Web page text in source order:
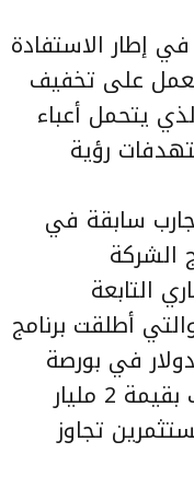
إطار الاستفادة
على تخفيف
يتحمل أعباء
رؤية
سابقة في
الشركة
التابعة
أطلقت برنامج
5 مليارات دولار في بورصة
لندن، وتمكنت من إصدار صكوك بقيمة 2 مليار
تجاوز